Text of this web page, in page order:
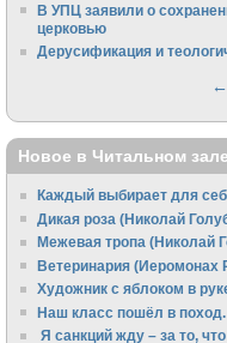
В УПЦ заявили о
церковью
Дерусификация и
←
Новое в Читальном зале
Каждый выбирает для
Дикая роза (Николай
Межевая тропа (Николай
Ветеринария
Художник с яблоком в
Наш класс пошёл в
Я санкций жду – за то,